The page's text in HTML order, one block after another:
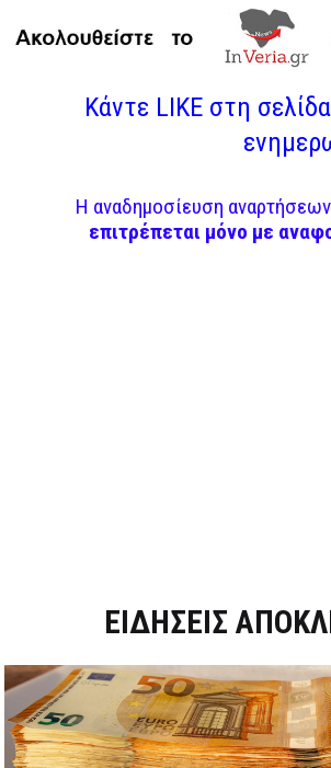
Κάντε LIKE στη
Η αναδημοσίευση
επιτρέπεται μόνο με
ΕΙΔΗΣΕΙΣ